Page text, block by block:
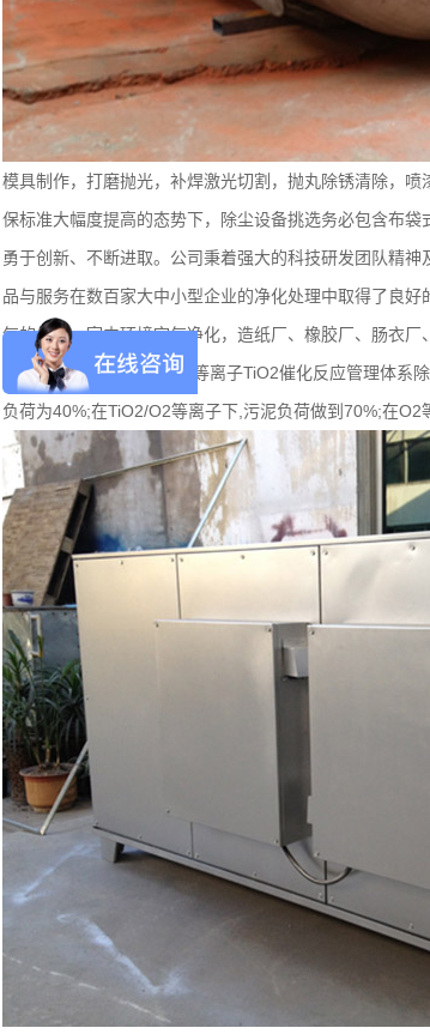
模具制作，打磨抛光，补焊激光切割，抛丸除锈清除，
保标准大幅度提高的态势下，除尘设备挑选务必包含布袋
勇于创新、不断进取。公司秉着强大的科技研发团队精
品与服务在数百家大中小型企业的净化处理中取得了良
气的处理，室内环境空气净化，造纸厂、橡胶厂、肠衣厂
KangM等[4]在自然压下要等离子TiO2催化反应管理体
负荷为40%;在TiO2/O2等离子下,污泥负荷做到70%;在